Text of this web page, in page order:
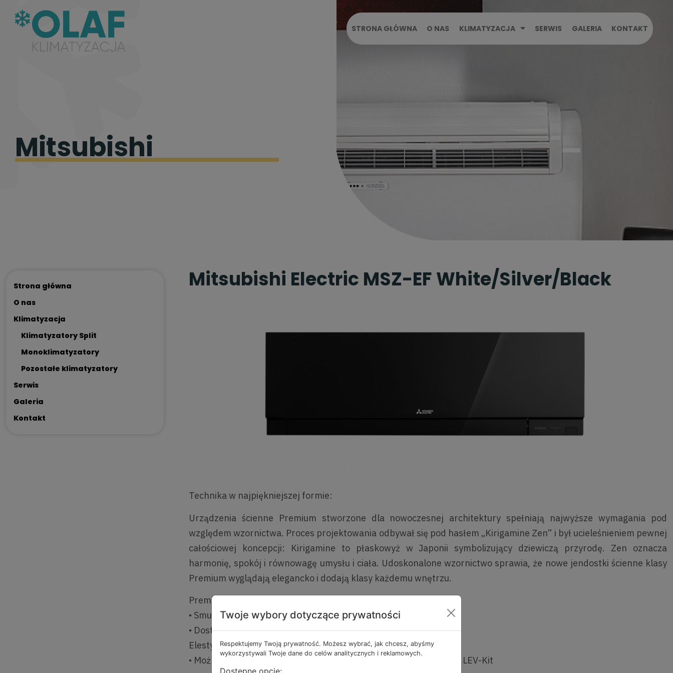
STRONA GŁÓWNA O NAS KLIMATYZACJA SERWIS GALERIA KONTAKT
Mitsubishi
Strona główna
O nas
Klimatyzacja
Klimatyzatory Split
Monoklimatyzatory
Pozostałe klimatyzatory
Serwis
Galeria
Kontakt
Mitsubishi Electric MSZ-EF White/Silver/Black
Technika w najpiękniejszej formie:
Urządzenia ścienne Premium stworzone dla nowoczesnej architektury spełniają najwyższe wymagania pod
względem wzornictwa. Proces projektowania odbywał się pod hasłem „Kirigamine Zen” i był ucieleśnieniem pewnej
całościowej koncepcji: Kirigamine to płaskowyż w Japonii symbolizujący dziewiczą przyrodę. Zen oznacza
harmonię, spokój i równowagę umysłu i ciała. Udoskonalone wzornictwo sprawia, że nowe jendostki ścienne klasy
Premium wyglądają elegancko i dodają klasy każdemu wnętrzu.
Premium Design
• Smukła, elegancka obudowa urządzenia
• Dostępne w kolorach: czerń, biel, srebro
Elestyczna praca
• Możliwość pracy w systemach City Multi VRF dzięki zastosowaniu LEV-Kit
Twoje wybory dotyczące prywatności
Respektujemy Twoją prywatność. Możesz wybrać, jak chcesz, abyśmy
wykorzystywali Twoje dane do celów analitycznych i reklamowych.